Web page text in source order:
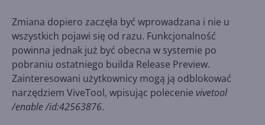
Zmiana dopiero zaczęła być wprowadzana i nie u
wszystkich pojawi się od razu. Funkcjonalność
powinna jednak już być obecna w systemie po
pobraniu ostatniego builda Release Preview.
Zainteresowani użytkownicy mogą ją odblokować
narzędziem ViveTool, wpisując polecenie vivetool
/enable /id:42563876.